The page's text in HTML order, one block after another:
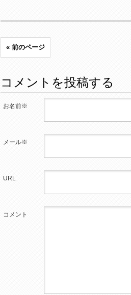
« 前のページ
コメントを投稿する
お名前※
メール※
URL
コメント